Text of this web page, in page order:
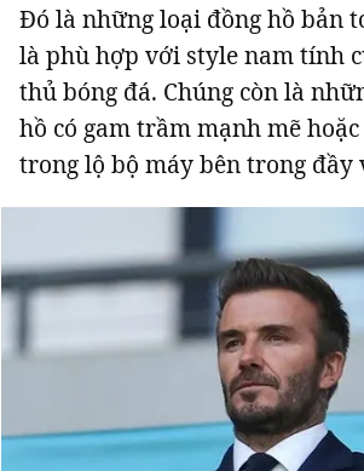
Đó là những loại đồng hồ bản
là phù hợp với style nam tính
thủ bóng đá. Chúng còn là
hồ có gam trầm mạnh mẽ
trong lộ bộ máy bên trong đầy